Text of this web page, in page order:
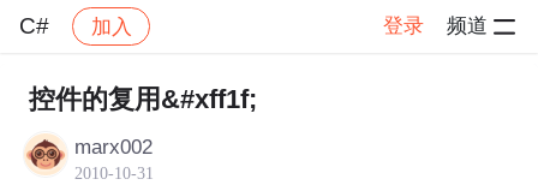
C# 加入 登录 频道
社区 C# 帖子详情
控件的复用&#xff1f;
marx002
2010-10-31